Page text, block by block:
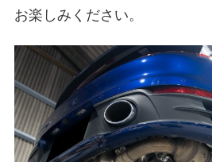
お楽しみください。